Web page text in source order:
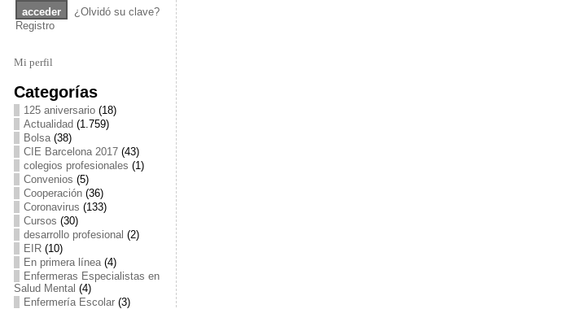
¿Olvidó su clave?
Registro
Mi perfil
Categorías
125 aniversario(18)
Actualidad (1.759)
Bolsa(38)
CIE Barcelona 2017(43)
colegios profesionales (1)
Convenios (5)
Cooperación(36)
Coronavirus (133)
Cursos (30)
desarrollo profesional (2)
EIR(10)
En primera línea(4)
Enfermeras Especialistas en
Salud Mental (4)
Enfermería Escolar(3)